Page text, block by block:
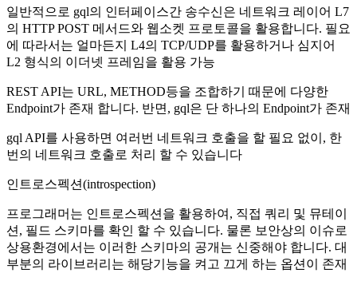
일반적으로 gql의 인터페이스간 송수신은 네트워크 레이어 L7
의 HTTP POST 메서드와 웹소켓 프로토콜을 활용합니다. 필요
에 따라서는 얼마든지 L4의 TCP/UDP를 활용하거나 심지어
L2 형식의 이더넷 프레임을 활용 가능
REST API는 URL, METHOD등을 조합하기 때문에 다양한
Endpoint가 존재 합니다. 반면, gql은 단 하나의 Endpoint가 존재
gql API를 사용하면 여러번 네트워크 호출을 할 필요 없이, 한
번의 네트워크 호출로 처리 할 수 있습니다
인트로스펙션(introspection)
프로그래머는 인트로스펙션을 활용하여, 직접 쿼리 및 뮤테이
션, 필드 스키마를 확인 할 수 있습니다. 물론 보안상의 이슈로
상용환경에서는 이러한 스키마의 공개는 신중해야 합니다. 대
부분의 라이브러리는 해당기능을 켜고 끄게 하는 옵션이 존재